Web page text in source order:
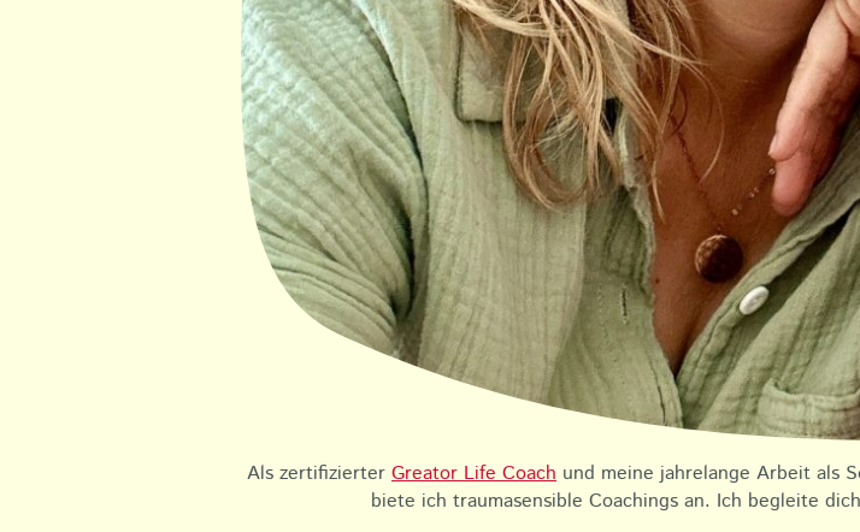
Als zertifizierter Greator Life Coach und meine jahrelange Arbeit als
biete ich traumasensible Coachings an. Ich begleite